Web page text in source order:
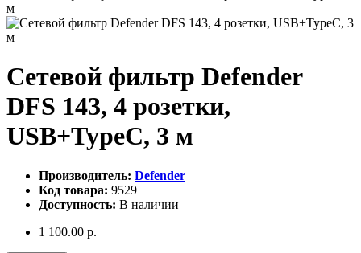
Сетевой фильтр Defender
DFS 143, 4 розетки,
USB+TypeC, 3 м
Производитель: Defender
Код товара: 9529
Доступность: В наличии
1 100.00 р.